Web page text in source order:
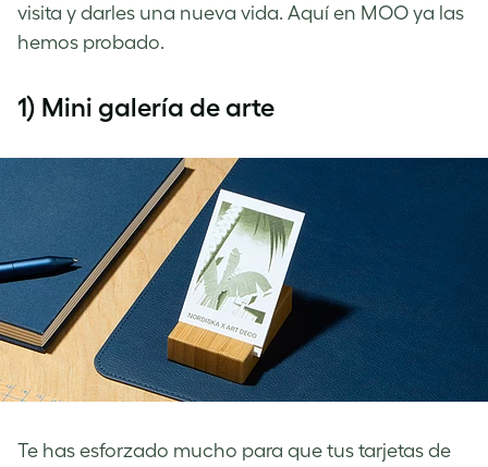
visita y darles una nueva vida. Aquí en MOO ya las
hemos probado.
1) Mini galería de arte
Te has esforzado mucho para que tus tarjetas de